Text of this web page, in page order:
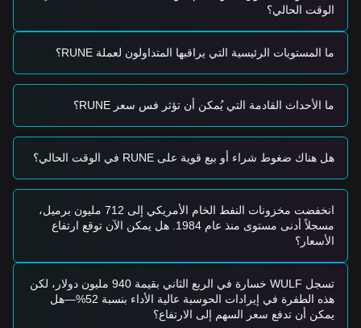
استراتيجية الشراء
على دفعات.
مستثمرو الاتجاه
• إذا تجاوز سعر RUNE مستوى
، قد يتشكل اتجاه صاعد
جديد. قد يكون الهدف التالي للسعر هو
المستثمرون طويلو الأجل
الصاعد طويل الأجل يعتبر سليماً، مما يسمح بالتراكم التدريجي.
ملخص الاتجاهات
من منظور قصير الأجل، أظهر THORChain هيكل سعر
ضمن نطاق
محددخلال الأيام السبعة الماضية، مع بقاء معنويات السوقمتفائلة
بحذر. يقوم الأصل حالياً بهضم المكاسب الأخيرة مع الحفاظ على
إذا اخترق سعر RUNE مستوى
$5.80
، فإن مستوى الهدف التالي هو
$6.50
.
إذا انخفض سعر RUNE دون
$4.85
، فإن مستوى الهدف التالي هو
الوقت الحالي؟
ما المستويات الرئيسية التي يراقبها المتداولون لعملة RUNE؟
ما الأحداث القادمة التي يُمكن أن تؤثر فس سعر RUNE؟
هل هناك ضغوط شراء أو بيع قوية على RUNE في الوقت الحالي؟
انخفضت مخزونات النفط الخام الأمريكي إلى 712 مليون برميل،
مسجلاً أدنى مستوى منذ عام 1984. هل يمكن الآن توقع ارتفاع
الأسعار؟
تسجل WULF خسارة في الربع الثاني بقيمة 940 مليون دولار، لكن
هذه الطفرة في إيرادات الحوسبة عالية الأداء بنسبة 52%—هل
يمكن أن تدفع سعر السهم إلى الارتفاع؟